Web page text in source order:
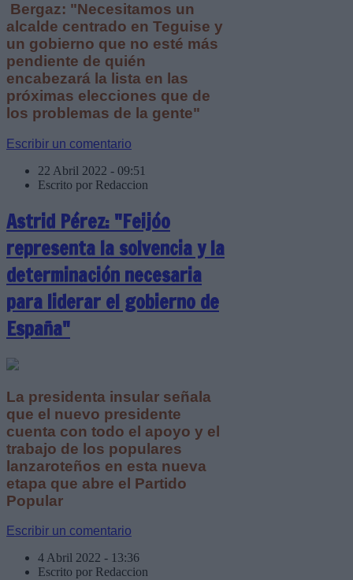
Bergaz: "Necesitamos un
alcalde centrado en Teguise y
un gobierno que no esté más
pendiente de quién
encabezará la lista en las
próximas elecciones que de
los problemas de la gente"
Escribir un comentario
22 Abril 2022 - 09:51
Escrito por Redaccion
Astrid Pérez: "Feijóo
representa la solvencia y la
determinación necesaria
para liderar el gobierno de
España"
La presidenta insular señala
que el nuevo presidente
cuenta con todo el apoyo y el
trabajo de los populares
lanzaroteños en esta nueva
etapa que abre el Partido
Popular
Escribir un comentario
4 Abril 2022 - 13:36
Escrito por Redaccion